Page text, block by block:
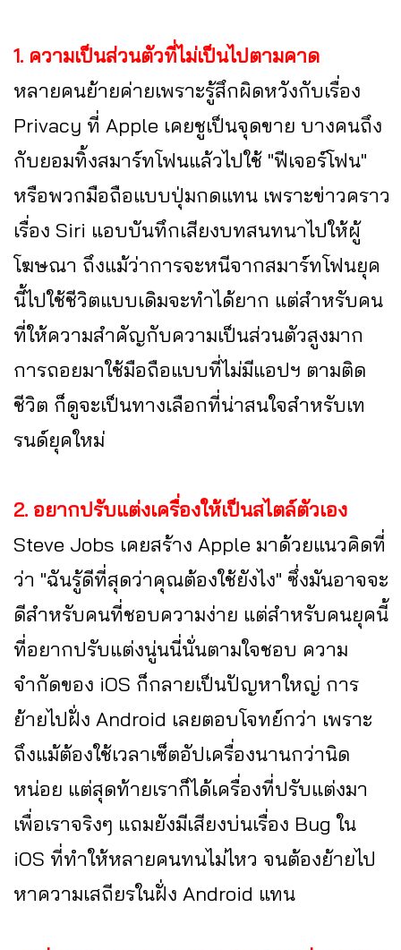
1. ความเป็นส่วนตัวที่ไม่เป็นไปตามคาด
หลายคนย้ายค่ายเพราะรู้สึกผิดหวังกับเรื่อง
Privacy ที่ Apple เคยชูเป็นจุดขาย บางคนถึง
กับยอมทิ้งสมาร์ทโฟนแล้วไปใช้ "ฟีเจอร์โฟน"
หรือพวกมือถือแบบปุ่มกดแทน เพราะข่าวคราว
เรื่อง Siri แอบบันทึกเสียงบทสนทนาไปให้ผู้
โฆษณา ถึงแม้ว่าการจะหนีจากสมาร์ทโฟนยุค
นี้ไปใช้ชีวิตแบบเดิมจะทำได้ยาก แต่สำหรับคน
ที่ให้ความสำคัญกับความเป็นส่วนตัวสูงมาก
การถอยมาใช้มือถือแบบที่ไม่มีแอปฯ ตามติด
ชีวิต ก็ดูจะเป็นทางเลือกที่น่าสนใจสำหรับเท
รนด์ยุคใหม่
2. อยากปรับแต่งเครื่องให้เป็นสไตล์ตัวเอง
Steve Jobs เคยสร้าง Apple มาด้วยแนวคิดที่
ว่า "ฉันรู้ดีที่สุดว่าคุณต้องใช้ยังไง" ซึ่งมันอาจจะ
ดีสำหรับคนที่ชอบความง่าย แต่สำหรับคนยุคนี้
ที่อยากปรับแต่งนู่นนี่นั่นตามใจชอบ ความ
จำกัดของ iOS ก็กลายเป็นปัญหาใหญ่ การ
ย้ายไปฝั่ง Android เลยตอบโจทย์กว่า เพราะ
ถึงแม้ต้องใช้เวลาเซ็ตอัปเครื่องนานกว่านิด
หน่อย แต่สุดท้ายเราก็ได้เครื่องที่ปรับแต่งมา
เพื่อเราจริงๆ แถมยังมีเสียงบ่นเรื่อง Bug ใน
iOS ที่ทำให้หลายคนทนไม่ไหว จนต้องย้ายไป
หาความเสถียรในฝั่ง Android แทน